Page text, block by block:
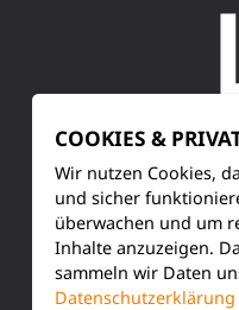
COOKIES &
Wir nutzen Cookies,
und sicher
überwachen und um
Inhalte anzuzeigen.
sammeln wir Daten
Datenschutzerklärung